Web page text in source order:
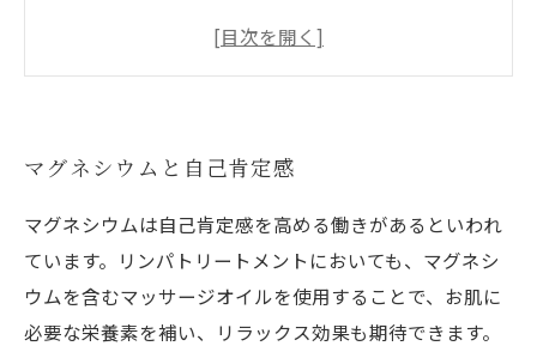
マグネシウムと自己肯定感
マグネシウムは自己肯定感を高める働きがあるといわれ
ています。リンパトリートメントにおいても、マグネシ
ウムを含むマッサージオイルを使用することで、お肌に
必要な栄養素を補い、リラックス効果も期待できます。